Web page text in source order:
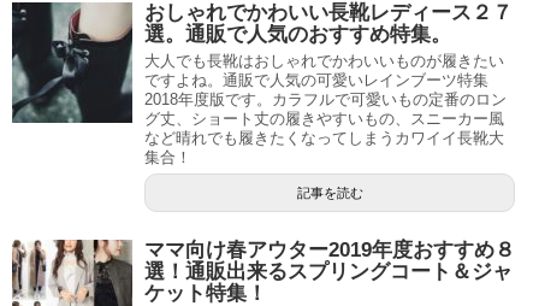
おしゃれでかわいい長靴レディース２７
選。通販で人気のおすすめ特集。
大人でも長靴はおしゃれでかわいいものが履きたい
ですよね。通販で人気の可愛いレインブーツ特集
2018年度版です。カラフルで可愛いもの定番のロン
グ丈、ショート丈の履きやすいもの、スニーカー風
など晴れでも履きたくなってしまうカワイイ長靴大
集合！
記事を読む
ママ向け春アウター2019年度おすすめ８
選！通販出来るスプリングコート＆ジャ
ケット特集！